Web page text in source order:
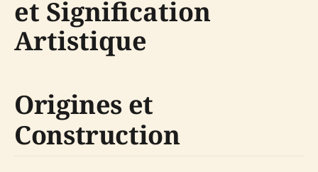
et Signification
Artistique
Origines et
Construction